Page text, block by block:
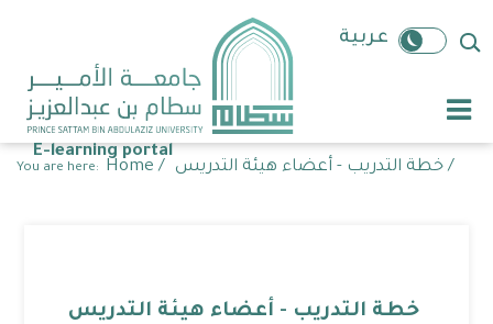
content
عربية
E-learning portal
Breadcrumb
You are here: Home / خطة التدريب - أعضاء هيئة التدريس /
خطة التدريب - أعضاء هيئة التدريس